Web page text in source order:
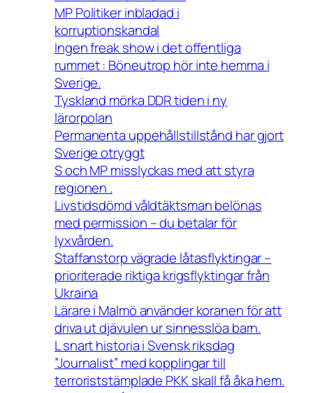
MP Politiker inbladad i
korruptionskandal
Ingen freak show i det offentliga
rummet : Böneutrop hör inte hemma i
Sverige.
Tyskland mörka DDR tiden i ny
lärorpolan
Permanenta uppehållstillstånd har gjort
Sverige otryggt
S och MP misslyckas med att styra
regionen .
Livstidsdömd våldtäktsman belönas
med permission – du betalar för
lyxvården.
Staffanstorp vägrade låtasflyktingar –
prioriterade riktiga krigsflyktingar från
Ukraina
Lärare i Malmö använder koranen för att
driva ut djävulen ur sinnesslöa barn.
L snart historia i Svensk riksdag
”Journalist” med kopplingar till
terroriststämplade PKK skall få åka hem.